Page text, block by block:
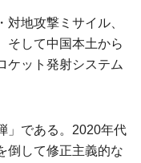
地攻撃ミサイル、
そして中国本土から
ケット発射システム
」である。2020年代
倒して修正主義的な